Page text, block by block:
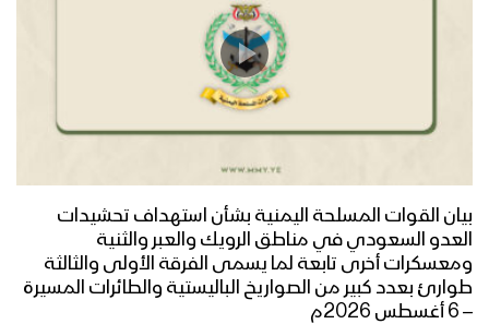
بيان القوات المسلحة اليمنية بشأن استهداف تحشيدات
العدو السعودي في مناطق الرويك والعبر والثنية
ومعسكرات أخرى تابعة لما يسمى الفرقة الأولى والثالثة
طوارئ بعدد كبير من الصواريخ الباليستية والطائرات المسيرة
– 6 أغسطس 2026م